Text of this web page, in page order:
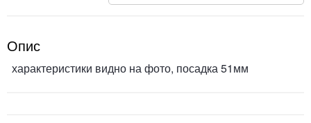
Опис
характеристики видно на фото, посадка 51мм